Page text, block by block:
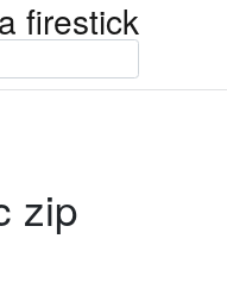
firestick
zip